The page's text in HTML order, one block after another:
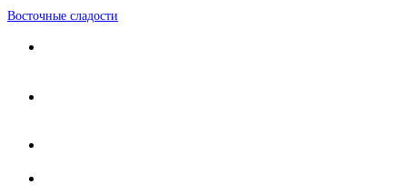
Восточные сладости